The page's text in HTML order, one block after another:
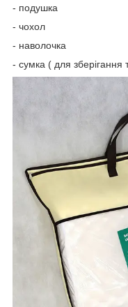
- подушка
- чохол
- наволочка
- сумка ( для зберігання